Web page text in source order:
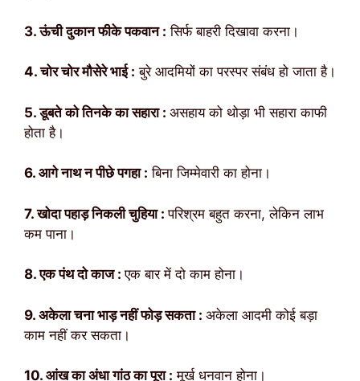
3. ऊंची दुकान फीके पकवान : सिर्फ बाहरी दिखावा करना।
4. चोर चोर मौसेरे भाई : बुरे आदमियों का परस्पर संबंध हो जाता है।
5. डूबते को तिनके का सहारा : असहाय को थोड़ा भी सहारा काफी
होता है।
6. आगे नाथ न पीछे पगहा : बिना जिम्मेवारी का होना।
7. खोदा पहाड़ निकली चुहिया :परिश्रम बहुत करना, लेकिन लाभ
कम पाना।
8. एक पंथ दो काज :एक बार में दो काम होना।
9. अकेला चना भाड़ नहीं फोड़ सकता : अकेला आदमी कोई बड़ा
काम नहीं कर सकता।
10. आंख का अंधा गांठ का पूरा : मूर्ख धनवान होना।